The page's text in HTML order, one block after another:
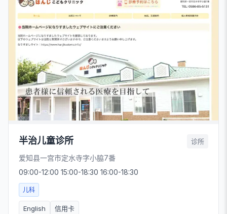
半治儿童诊所 诊所
爱知县一宫市定水寺字小脇7番
09:00-12:00 15:00-18:30 16:00-18:30
儿科
English 信用卡